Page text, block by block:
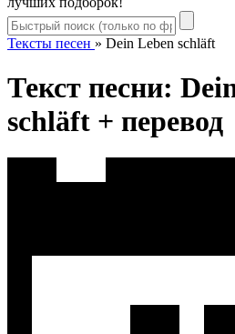
Тексты песен » Dein Leben schläft
Текст песни:
schläft + перевод